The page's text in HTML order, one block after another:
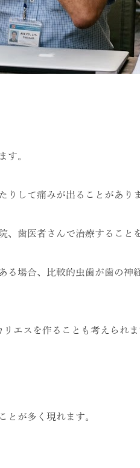
す。
して痛みが出ることがありま
歯医者さんで治療すること
る場合、比較的虫歯が歯の神
エスを作ることも考えられま
が多く現れます。